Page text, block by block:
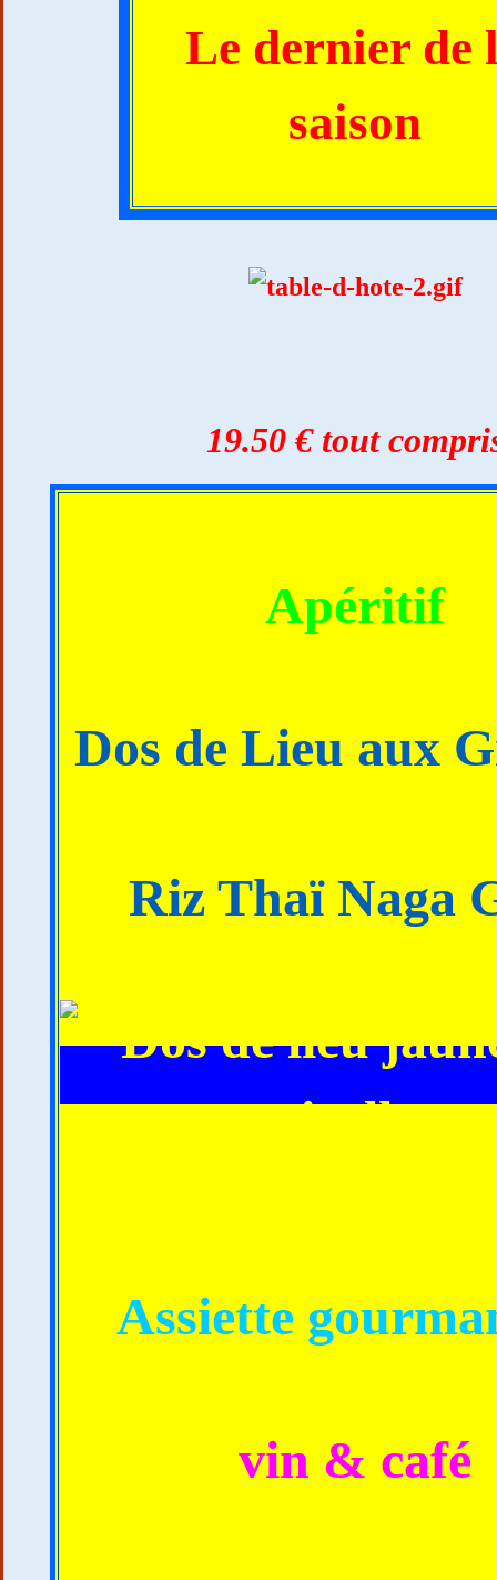
Le dernier de
saison
19.50 € tout
Apéritif
Dos de Lieu aux
Riz Thaï Naga
Assiette
vin & café